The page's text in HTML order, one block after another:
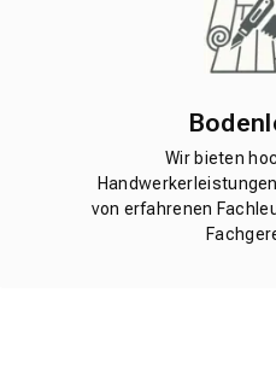
Wir bieten
von erfahrenen